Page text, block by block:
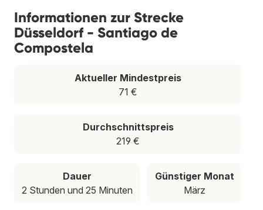
Informationen zur Strecke
Düsseldorf - Santiago de
Compostela
Aktueller Mindestpreis
71 €
Durchschnittspreis
219 €
Dauer
2 Stunden und 25 Minuten
Günstiger Monat
März